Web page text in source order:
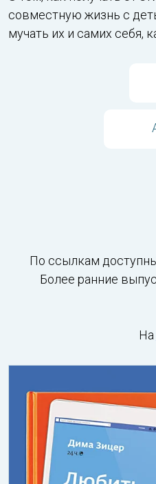
совместную жизнь с
мучать их и самих себя,
По ссылкам
Более ранние
На